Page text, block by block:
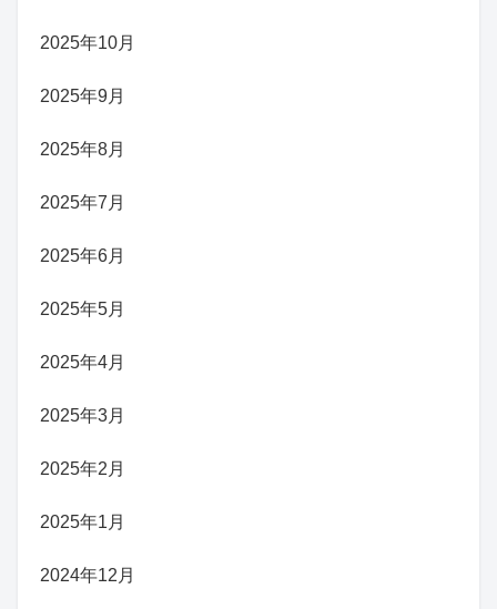
2025年10月
2025年9月
2025年8月
2025年7月
2025年6月
2025年5月
2025年4月
2025年3月
2025年2月
2025年1月
2024年12月